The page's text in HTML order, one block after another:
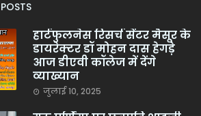
हार्टफुलनेस रिसर्च सेंटर मैसूर के
डायरेक्टर डॉ मोहन दास हेगड़े
आज डीएवी कॉलेज में देंगे
व्याख्यान
जुलाई 10, 2025